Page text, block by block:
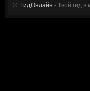
© ГидОнлайн - Твой гид в